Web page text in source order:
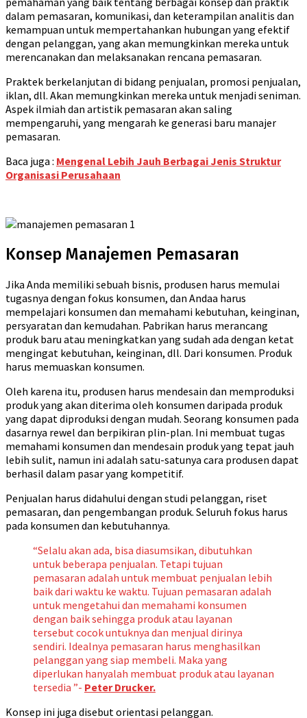
dalam pemasaran, komunikasi, dan keterampilan analitis dan
kemampuan untuk mempertahankan hubungan yang efektif
dengan pelanggan, yang akan memungkinkan mereka untuk
merencanakan dan melaksanakan rencana pemasaran.
Praktek berkelanjutan di bidang penjualan, promosi penjualan,
iklan, dll. Akan memungkinkan mereka untuk menjadi seniman.
Aspek ilmiah dan artistik pemasaran akan saling
mempengaruhi, yang mengarah ke generasi baru manajer
pemasaran.
Baca juga : Mengenal Lebih Jauh Berbagai Jenis Struktur
Organisasi Perusahaan
Konsep Manajemen Pemasaran
Jika Anda memiliki sebuah bisnis, produsen harus memulai
tugasnya dengan fokus konsumen, dan Andaa harus
mempelajari konsumen dan memahami kebutuhan, keinginan,
persyaratan dan kemudahan. Pabrikan harus merancang
produk baru atau meningkatkan yang sudah ada dengan ketat
mengingat kebutuhan, keinginan, dll. Dari konsumen. Produk
harus memuaskan konsumen.
Oleh karena itu, produsen harus mendesain dan memproduksi
produk yang akan diterima oleh konsumen daripada produk
yang dapat diproduksi dengan mudah. Seorang konsumen pada
dasarnya rewel dan berpikiran plin-plan. Ini membuat tugas
memahami konsumen dan mendesain produk yang tepat jauh
lebih sulit, namun ini adalah satu-satunya cara produsen dapat
berhasil dalam pasar yang kompetitif.
Penjualan harus didahului dengan studi pelanggan, riset
pemasaran, dan pengembangan produk. Seluruh fokus harus
pada konsumen dan kebutuhannya.
“Selalu akan ada, bisa diasumsikan, dibutuhkan
untuk beberapa penjualan. Tetapi tujuan
pemasaran adalah untuk membuat penjualan lebih
baik dari waktu ke waktu. Tujuan pemasaran adalah
untuk mengetahui dan memahami konsumen
dengan baik sehingga produk atau layanan
tersebut cocok untuknya dan menjual dirinya
sendiri. Idealnya pemasaran harus menghasilkan
pelanggan yang siap membeli. Maka yang
diperlukan hanyalah membuat produk atau layanan
tersedia ”- Peter Drucker.
Konsep ini juga disebut orientasi pelanggan.